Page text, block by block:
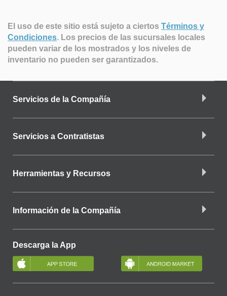
El uso de este sitio está sujeto a ciertos Términos y
Condiciones. Los precios de las sucursales locales
pueden variar de los mostrados y los niveles de
inventario no pueden ser garantizados.
Servicios de la Compañía
Servicios a Contratistas
Herramientas y Recursos
Información de la Compañía
Descarga la App